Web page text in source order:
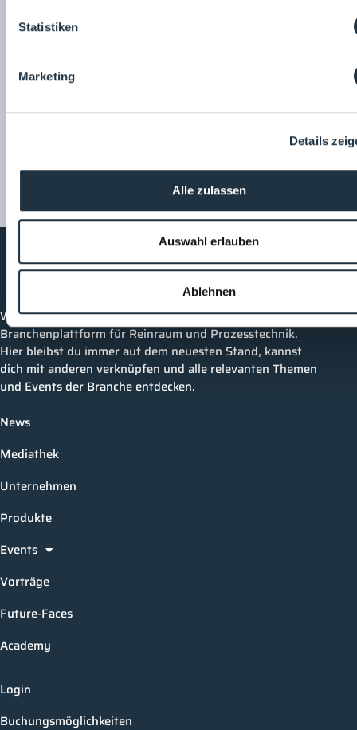
Statistiken
Marketing
Details
Alle zulassen
Auswahl erlauben
Ablehnen
Processes
Willkommen bei CleanroomProcesses, der
Branchenplattform für Reinraum und Prozesstechnik.
Hier bleibst du immer auf dem neuesten Stand, kannst
dich mit anderen verknüpfen und alle relevanten Themen
und Events der Branche entdecken.
News
Mediathek
Unternehmen
Produkte
Events
Vorträge
Future-Faces
Academy
Login
Buchungsmöglichkeiten